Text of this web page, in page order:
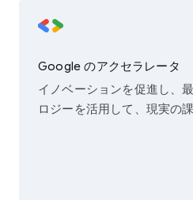
Google のアクセラレータ
イノベーションを促進し、
ロジーを活用して、現実の